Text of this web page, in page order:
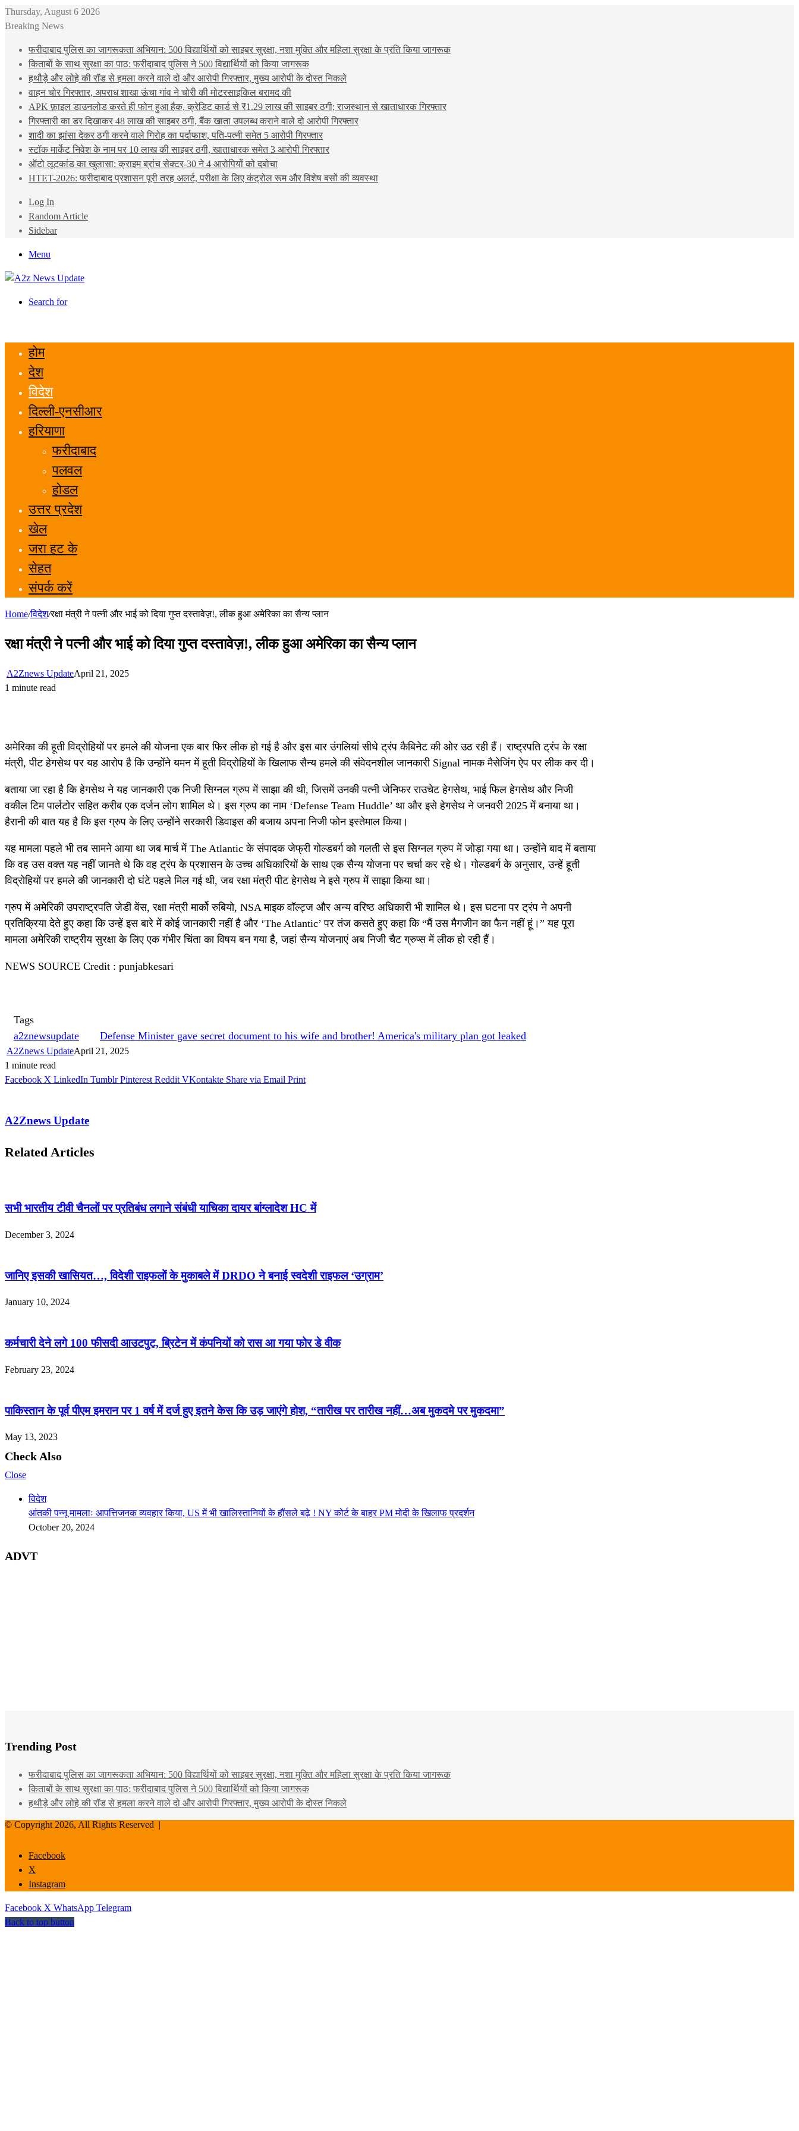
Thursday, August 6 2026
Breaking News
फरीदाबाद पुलिस का जागरूकता अभियान: 500 विद्यार्थियों को साइबर सुरक्षा, नशा मुक्ति और महिला सुरक्षा के प्रति किया जागरूक
किताबों के साथ सुरक्षा का पाठ: फरीदाबाद पुलिस ने 500 विद्यार्थियों को किया जागरूक
हथौड़े और लोहे की रॉड से हमला करने वाले दो और आरोपी गिरफ्तार, मुख्य आरोपी के दोस्त निकले
वाहन चोर गिरफ्तार, अपराध शाखा ऊंचा गांव ने चोरी की मोटरसाइकिल बरामद की
APK फ़ाइल डाउनलोड करते ही फोन हुआ हैक, क्रेडिट कार्ड से ₹1.29 लाख की साइबर ठगी; राजस्थान से खाताधारक गिरफ्तार
गिरफ्तारी का डर दिखाकर 48 लाख की साइबर ठगी, बैंक खाता उपलब्ध कराने वाले दो आरोपी गिरफ्तार
शादी का झांसा देकर ठगी करने वाले गिरोह का पर्दाफाश, पति-पत्नी समेत 5 आरोपी गिरफ्तार
स्टॉक मार्केट निवेश के नाम पर 10 लाख की साइबर ठगी, खाताधारक समेत 3 आरोपी गिरफ्तार
ऑटो लूटकांड का खुलासा: क्राइम ब्रांच सेक्टर-30 ने 4 आरोपियों को दबोचा
HTET-2026: फरीदाबाद प्रशासन पूरी तरह अलर्ट, परीक्षा के लिए कंट्रोल रूम और विशेष बसों की व्यवस्था
Log In
Random Article
Sidebar
Menu
Search for
होम
देश
विदेश
दिल्ली-एनसीआर
हरियाणा
फरीदाबाद
पलवल
होडल
उत्तर प्रदेश
खेल
जरा हट के
सेहत
संपर्क करें
Home/विदेश/रक्षा मंत्री ने पत्नी और भाई को दिया गुप्त दस्तावेज़!, लीक हुआ अमेरिका का सैन्य प्लान
रक्षा मंत्री ने पत्नी और भाई को दिया गुप्त दस्तावेज़!, लीक हुआ अमेरिका का सैन्य प्लान
A2Znews UpdateApril 21, 2025
1 minute read
अमेरिका की हूती विद्रोहियों पर हमले की योजना एक बार फिर लीक हो गई है और इस बार उंगलियां सीधे ट्रंप कैबिनेट की ओर उठ रही हैं। राष्ट्रपति ट्रंप के रक्षा
मंत्री, पीट हेगसेथ पर यह आरोप है कि उन्होंने यमन में हूती विद्रोहियों के खिलाफ सैन्य हमले की संवेदनशील जानकारी Signal नामक मैसेजिंग ऐप पर लीक कर दी।
बताया जा रहा है कि हेगसेथ ने यह जानकारी एक निजी सिग्नल ग्रुप में साझा की थी, जिसमें उनकी पत्नी जेनिफर राउचेट हेगसेथ, भाई फिल हेगसेथ और निजी
वकील टिम पार्लटोर सहित करीब एक दर्जन लोग शामिल थे। इस ग्रुप का नाम ‘Defense Team Huddle’ था और इसे हेगसेथ ने जनवरी 2025 में बनाया था।
हैरानी की बात यह है कि इस ग्रुप के लिए उन्होंने सरकारी डिवाइस की बजाय अपना निजी फोन इस्तेमाल किया।
यह मामला पहले भी तब सामने आया था जब मार्च में The Atlantic के संपादक जेफ्री गोल्डबर्ग को गलती से इस सिग्नल ग्रुप में जोड़ा गया था। उन्होंने बाद में बताया
कि वह उस वक्त यह नहीं जानते थे कि वह ट्रंप के प्रशासन के उच्च अधिकारियों के साथ एक सैन्य योजना पर चर्चा कर रहे थे। गोल्डबर्ग के अनुसार, उन्हें हूती
विद्रोहियों पर हमले की जानकारी दो घंटे पहले मिल गई थी, जब रक्षा मंत्री पीट हेगसेथ ने इसे ग्रुप में साझा किया था।
ग्रुप में अमेरिकी उपराष्ट्रपति जेडी वेंस, रक्षा मंत्री मार्को रुबियो, NSA माइक वॉल्ट्ज और अन्य वरिष्ठ अधिकारी भी शामिल थे। इस घटना पर ट्रंप ने अपनी
प्रतिक्रिया देते हुए कहा कि उन्हें इस बारे में कोई जानकारी नहीं है और ‘The Atlantic’ पर तंज कसते हुए कहा कि “मैं उस मैगजीन का फैन नहीं हूं।” यह पूरा
मामला अमेरिकी राष्ट्रीय सुरक्षा के लिए एक गंभीर चिंता का विषय बन गया है, जहां सैन्य योजनाएं अब निजी चैट ग्रुप्स में लीक हो रही हैं।
NEWS SOURCE Credit : punjabkesari
Tags
a2znewsupdate
Defense Minister gave secret document to his wife and brother! America's military plan got leaked
A2Znews UpdateApril 21, 2025
1 minute read
Facebook X LinkedIn Tumblr Pinterest Reddit VKontakte Share via Email Print
A2Znews Update
Related Articles
सभी भारतीय टीवी चैनलों पर प्रतिबंध लगाने संबंधी याचिका दायर बांग्लादेश HC में
December 3, 2024
जानिए इसकी खासियत…, विदेशी राइफलों के मुकाबले में DRDO ने बनाई स्वदेशी राइफल ‘उग्राम’
January 10, 2024
कर्मचारी देने लगे 100 फीसदी आउटपुट, ब्रिटेन में कंपनियों को रास आ गया फोर डे वीक
February 23, 2024
पाकिस्तान के पूर्व पीएम इमरान पर 1 वर्ष में दर्ज हुए इतने केस कि उड़ जाएंगे होश, “तारीख पर तारीख नहीं…अब मुकदमे पर मुकदमा”
May 13, 2023
Check Also
Close
विदेश
आंतकी पन्नू मामलाः आपत्तिजनक व्यवहार किया, US में भी खालिस्तानियों के हौंसले बढ़े ! NY कोर्ट के बाहर PM मोदी के खिलाफ प्रदर्शन
October 20, 2024
ADVT
Trending Post
फरीदाबाद पुलिस का जागरूकता अभियान: 500 विद्यार्थियों को साइबर सुरक्षा, नशा मुक्ति और महिला सुरक्षा के प्रति किया जागरूक
किताबों के साथ सुरक्षा का पाठ: फरीदाबाद पुलिस ने 500 विद्यार्थियों को किया जागरूक
हथौड़े और लोहे की रॉड से हमला करने वाले दो और आरोपी गिरफ्तार, मुख्य आरोपी के दोस्त निकले
© Copyright 2026, All Rights Reserved |
Facebook
X
Instagram
Facebook X WhatsApp Telegram
Back to top button